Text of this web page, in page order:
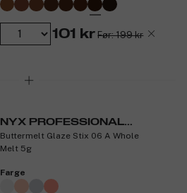
101 kr Før: 199 kr
NYX PROFESSIONAL
MAKEUP
Buttermelt Glaze Stix 06 A Whole
Melt 5g
Farge